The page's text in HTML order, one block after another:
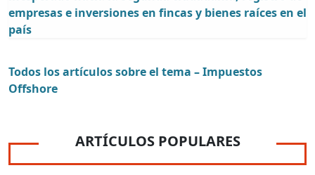
empresas e inversiones en fincas y bienes raíces en el
país
Todos los artículos sobre el tema – Impuestos
Offshore
ARTÍCULOS POPULARES